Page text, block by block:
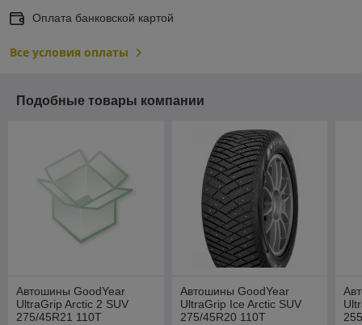
Оплата банковской картой
Все условия оплаты
Подобные товары компании
Автошины GoodYear
UltraGrip Arctic 2 SUV
275/45R21 110T
Автошины GoodYear
UltraGrip Ice Arctic SUV
275/45R20 110T